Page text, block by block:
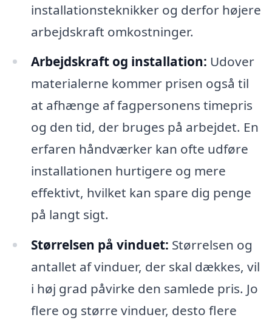
installationsteknikker og derfor højere
arbejdskraft omkostninger.
Arbejdskraft og installation: Udover
materialerne kommer prisen også til
at afhænge af fagpersonens timepris
og den tid, der bruges på arbejdet. En
erfaren håndværker kan ofte udføre
installationen hurtigere og mere
effektivt, hvilket kan spare dig penge
på langt sigt.
Størrelsen på vinduet: Størrelsen og
antallet af vinduer, der skal dækkes, vil
i høj grad påvirke den samlede pris. Jo
flere og større vinduer, desto flere